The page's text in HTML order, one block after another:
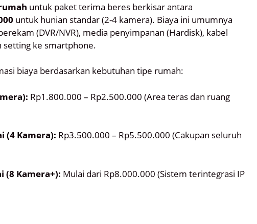
untuk paket terima beres berkisar antara
untuk hunian standar (2-4 kamera). Biaya ini umumnya
(DVR/NVR), media penyimpanan (Hardisk), kabel
setting ke smartphone.
biaya berdasarkan kebutuhan tipe rumah:
Rp1.800.000 – Rp2.500.000 (Area teras dan ruang
(4 Kamera): Rp3.500.000 – Rp5.500.000 (Cakupan seluruh
(8 Kamera+): Mulai dari Rp8.000.000 (Sistem terintegrasi IP